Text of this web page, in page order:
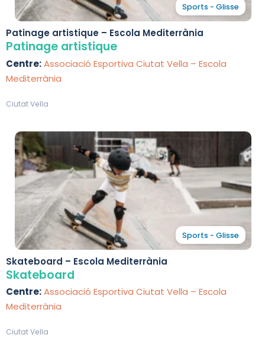
Sports - Glisse
Patinage artistique – Escola Mediterrània
Patinage artistique
Centre:Associació Esportiva Ciutat Vella – Escola
Mediterrània
Ciutat Vella
Sports - Glisse
Skateboard – Escola Mediterrània
Skateboard
Centre:Associació Esportiva Ciutat Vella – Escola
Mediterrània
Ciutat Vella